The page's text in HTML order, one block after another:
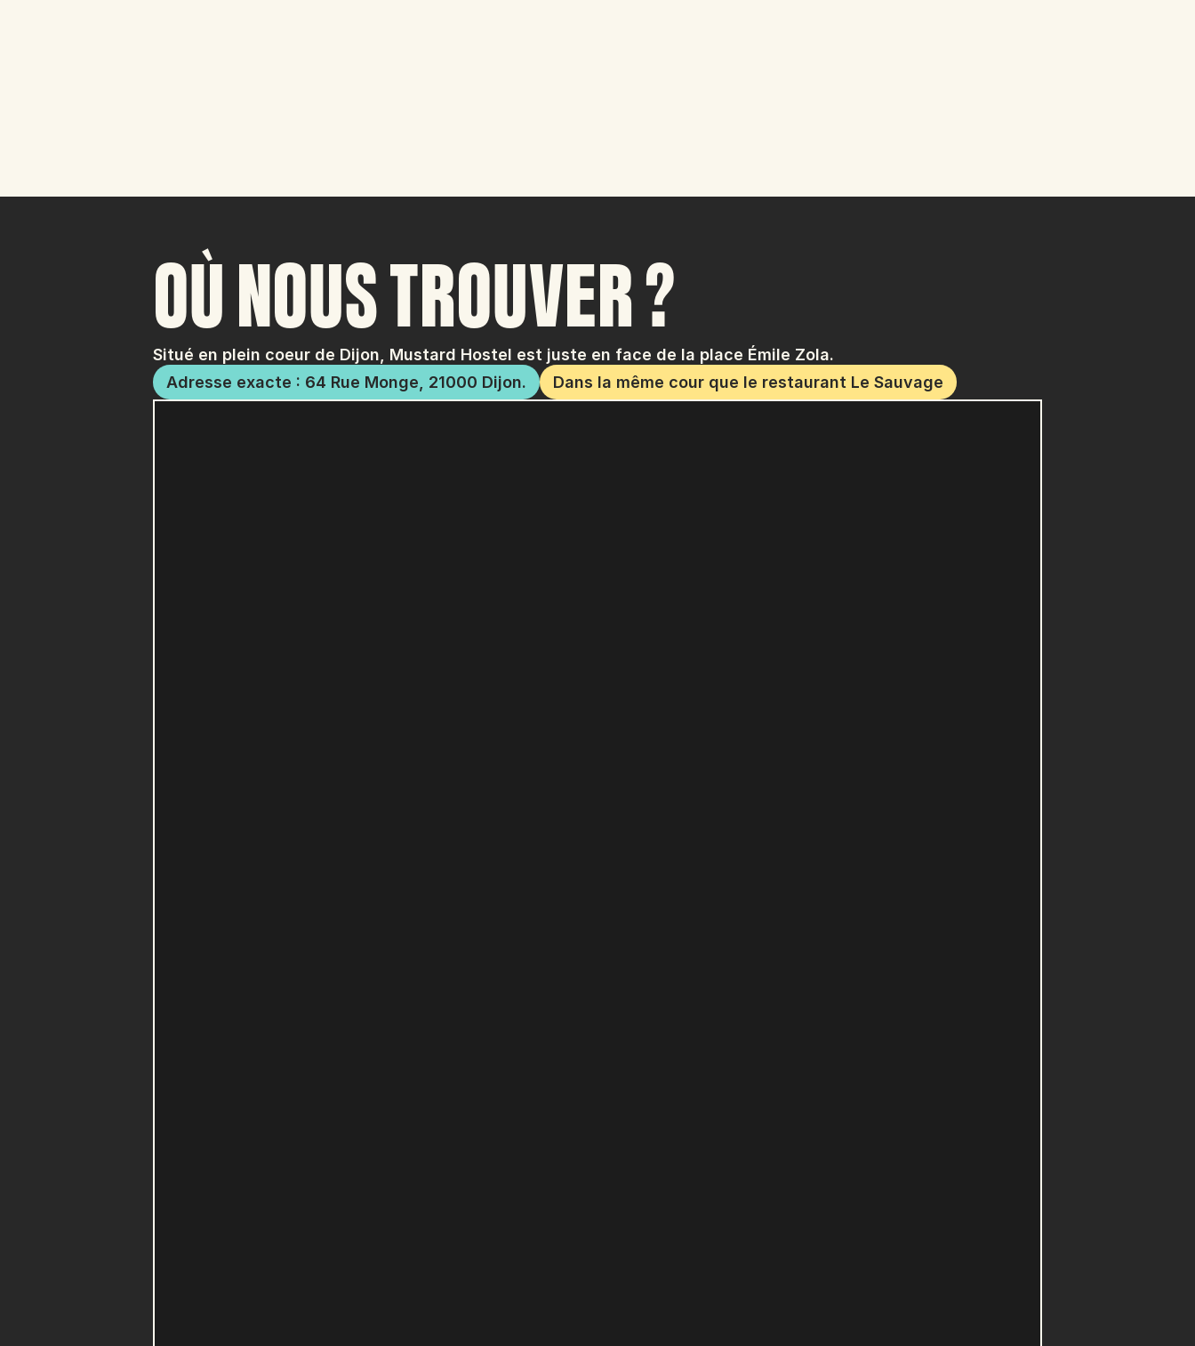
OÙ NOUS TROUVER ?
Situé en plein coeur de Dijon, Mustard Hostel est juste en face de la place Émile Zola.
Adresse exacte : 64 Rue Monge, 21000 Dijon.
Dans la même cour que le restaurant Le Sauvage